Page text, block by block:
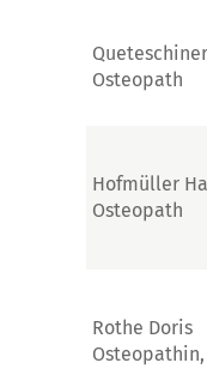
Osteopath
Hofmüller
Osteopath
Rothe Doris